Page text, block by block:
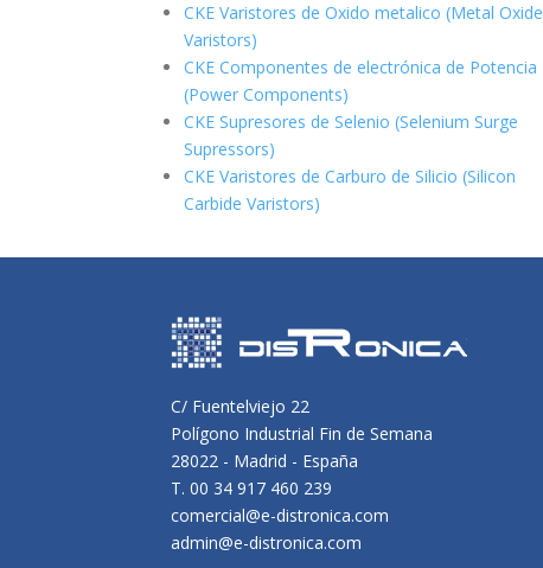
CKE Varistores de Oxido metalico (Metal Oxide
Varistors)
CKE Componentes de electrónica de Potencia
(Power Components)
CKE Supresores de Selenio (Selenium Surge
Supressors)
CKE Varistores de Carburo de Silicio (Silicon
Carbide Varistors)
C/ Fuentelviejo 22
Polígono Industrial Fin de Semana
28022 - Madrid - España
T. 00 34 917 460 239
comercial@e-distronica.com
admin@e-distronica.com